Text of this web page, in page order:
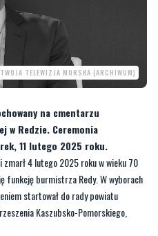
TELEWIZJA MORSKA (ARCHIWUM)
na cmentarzu
w Redzie. Ceremonia
4 lutego 2025 roku w wieku 70
burmistrza Redy. W wyborach
startował do rady powiatu
Kaszubsko-Pomorskiego,
zasługi dla naszego miasta i
Tak wspominają